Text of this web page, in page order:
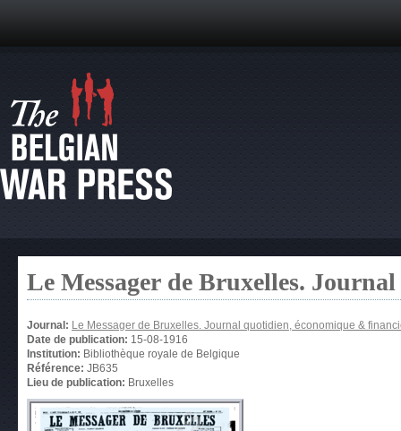
Le Messager de Bruxelles.
Journal: Le Messager de Bruxelles. Journal quotidien, économique &
Date de publication: 15-08-1916
Institution: Bibliothèque royale de Belgique
Référence: JB635
Lieu de publication: Bruxelles